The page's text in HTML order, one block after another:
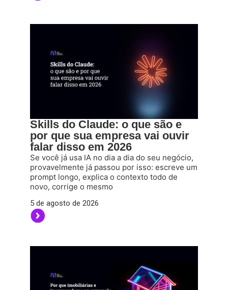
Skills do Claude: o que são e
por que sua empresa vai ouvir
falar disso em 2026
Se você já usa IA no dia a dia do seu negócio,
provavelmente já passou por isso: escreve um
prompt longo, explica o contexto todo de
novo, corrige o mesmo
5 de agosto de 2026